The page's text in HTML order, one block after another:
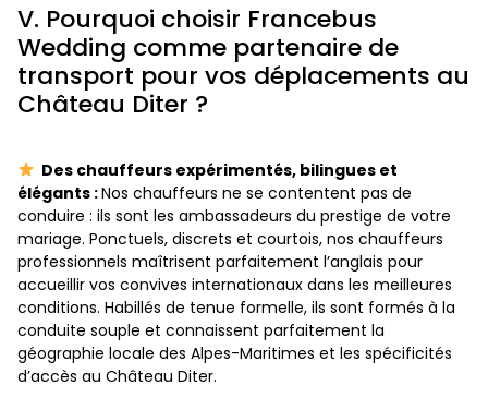
V. Pourquoi choisir Francebus
Wedding comme partenaire de
transport pour vos déplacements au
Château Diter ?
Des chauffeurs expérimentés, bilingues et
élégants :Nos chauffeurs ne se contentent pas de
conduire : ils sont les ambassadeurs du prestige de votre
mariage. Ponctuels, discrets et courtois, nos chauffeurs
professionnels maîtrisent parfaitement l’anglais pour
accueillir vos convives internationaux dans les meilleures
conditions. Habillés de tenue formelle, ils sont formés à la
conduite souple et connaissent parfaitement la
géographie locale des Alpes-Maritimes et les spécificités
d’accès au Château Diter.